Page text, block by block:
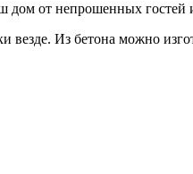
дом от непрошенных
везде. Из бетона можно